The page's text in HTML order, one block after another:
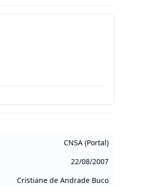
CNSA (Portal)
22/08/2007
Cristiane de Andrade Buco